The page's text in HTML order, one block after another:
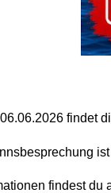
findet
findest du